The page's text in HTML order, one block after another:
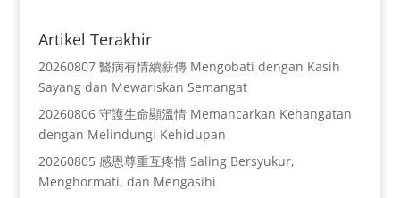
Artikel Terakhir
20260807 醫病有情續薪傳 Mengobati dengan Kasih
Sayang dan Mewariskan Semangat
20260806 守護生命顯溫情 Memancarkan Kehangatan
dengan Melindungi Kehidupan
20260805 感恩尊重互疼惜 Saling Bersyukur,
Menghormati, dan Mengasihi